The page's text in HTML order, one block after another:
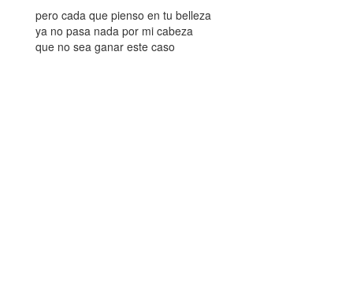
pero cada que pienso en tu belleza
ya no pasa nada por mi cabeza
que no sea ganar este caso